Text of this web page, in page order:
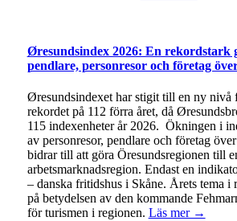
Øresundsindex 2026: En rekordstark
pendlare, personresor och företag
Øresundsindexet har stigit till en ny nivå
rekordet på 112 förra året, då
115 indexenheter år 2026. Ökningen i
av personresor, pendlare och företag
bidrar till att göra Öresundsregionen till
arbetsmarknadsregion. Endast en
– danska fritidshus i Skåne. Årets tema i
på betydelsen av den kommande
för turismen i regionen. Läs mer →